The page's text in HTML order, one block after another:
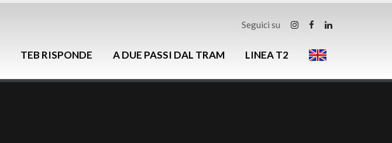
Seguici su
TEB RISPONDE A DUE PASSI DAL TRAM LINEA T2